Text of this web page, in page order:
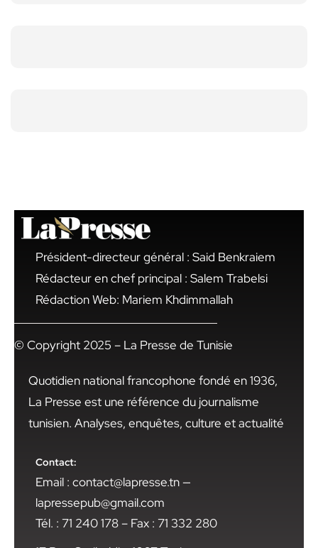
Président-directeur général : Said Benkraiem
Rédacteur en chef principal : Salem Trabelsi
Rédaction Web: Mariem Khdimmallah
© Copyright 2025 – La Presse de Tunisie
Quotidien national francophone fondé en 1936,
La Presse est une référence du journalisme
tunisien. Analyses, enquêtes, culture et actualité
Contact:
Email : contact@lapresse.tn —
lapressepub@gmail.com
Tél. : 71 240 178 – Fax : 71 332 280